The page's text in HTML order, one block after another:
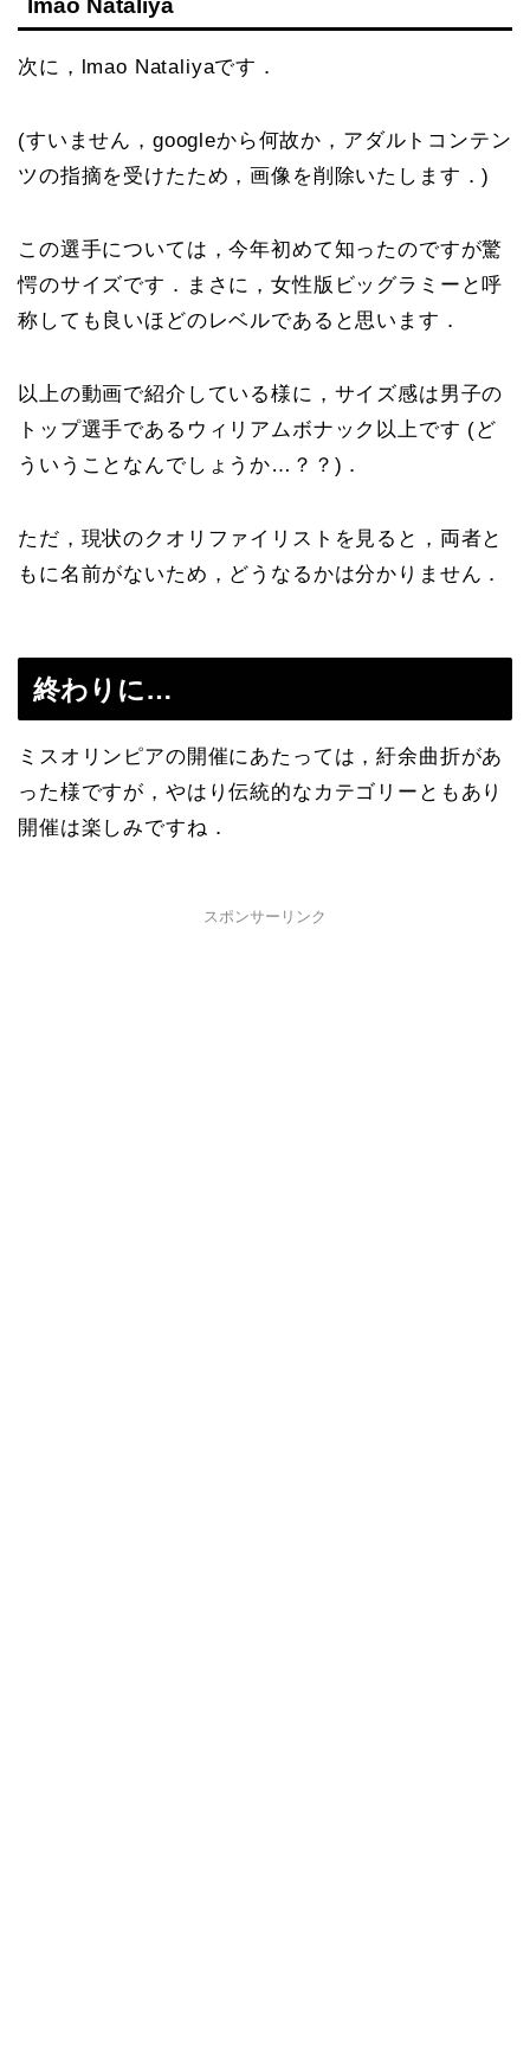
lmao Nataliya
次に，lmao Nataliyaです．
(すいません，googleから何故か，アダルトコンテン
ツの指摘を受けたため，画像を削除いたします．)
この選手については，今年初めて知ったのですが驚
愕のサイズです．まさに，女性版ビッグラミーと呼
称しても良いほどのレベルであると思います．
以上の動画で紹介している様に，サイズ感は男子の
トップ選手であるウィリアムボナック以上です (ど
ういうことなんでしょうか…？？)．
ただ，現状のクオリファイリストを見ると，両者と
もに名前がないため，どうなるかは分かりません．
終わりに…
ミスオリンピアの開催にあたっては，紆余曲折があ
った様ですが，やはり伝統的なカテゴリーともあり
開催は楽しみですね．
スポンサーリンク